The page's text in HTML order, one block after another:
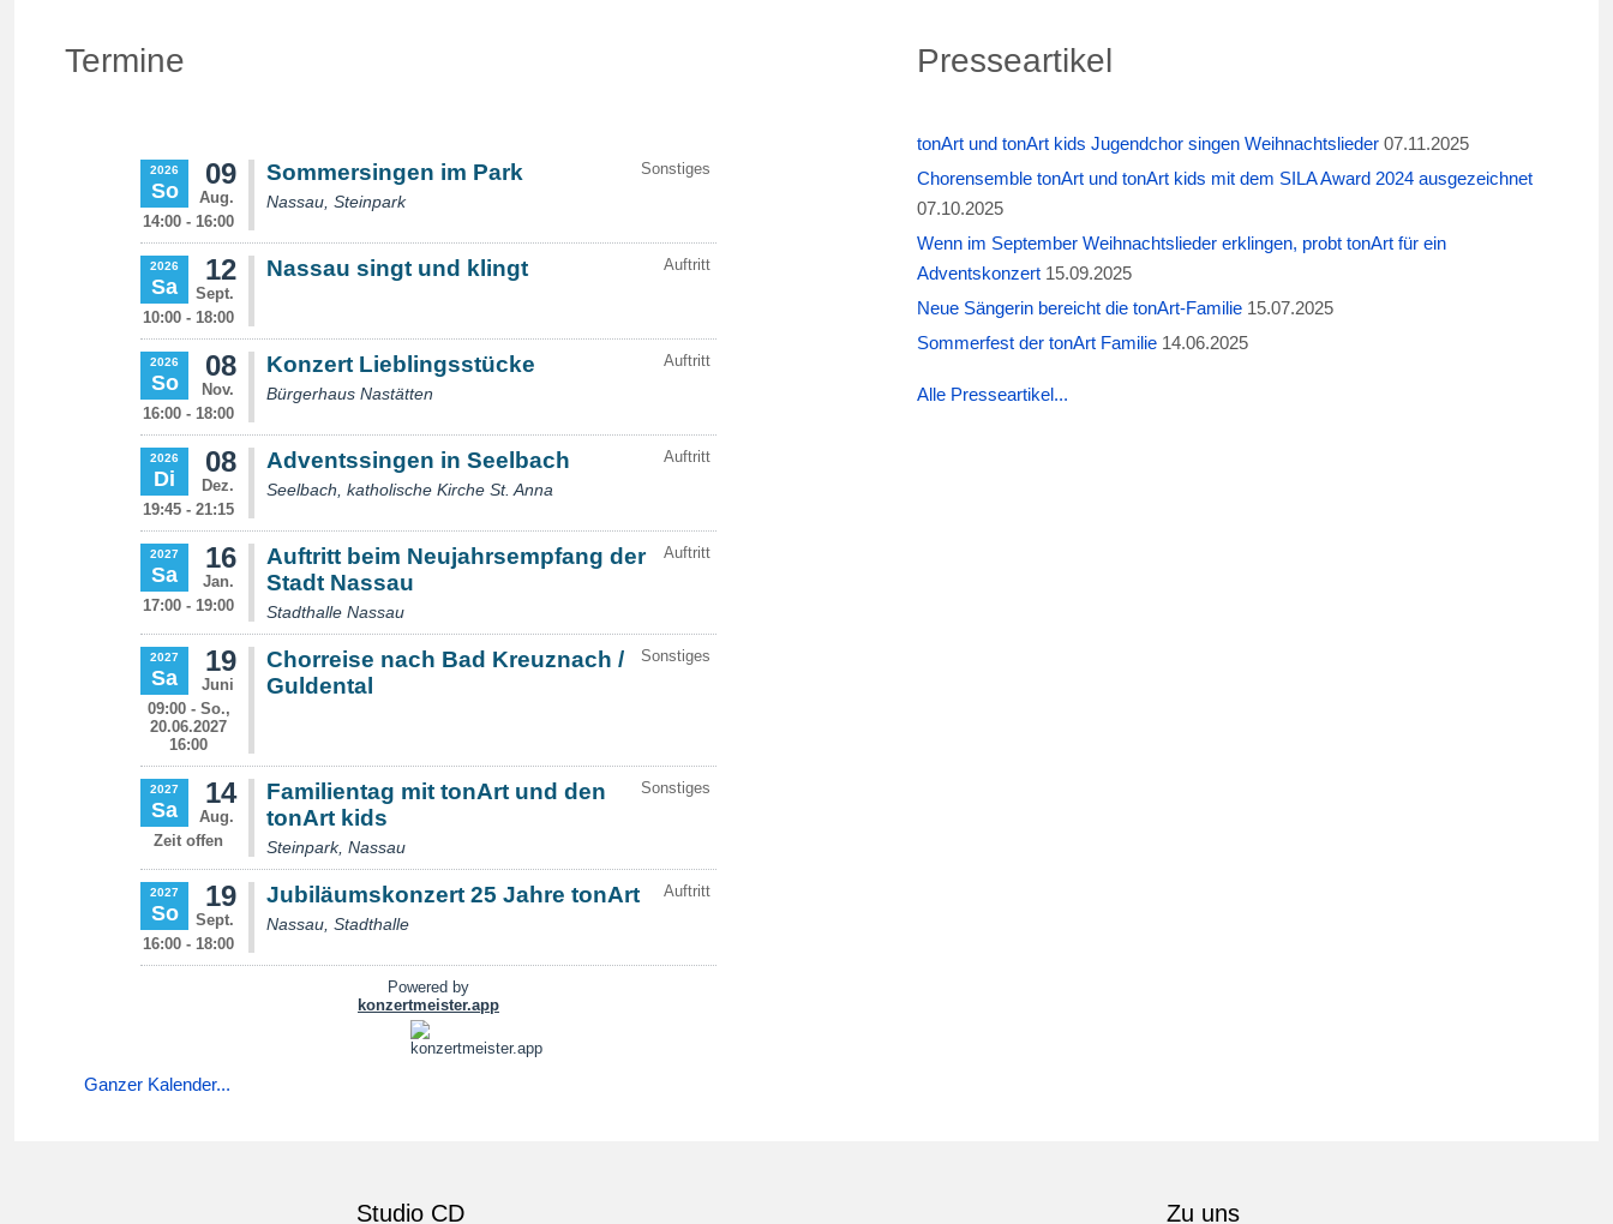
Termine
Ganzer Kalender...
Presseartikel
tonArt und tonArt kids Jugendchor singen Weihnachtslieder 07.11.2025
Chorensemble tonArt und tonArt kids mit dem SILA Award 2024 ausgezeichnet
07.10.2025
Wenn im September Weihnachtslieder erklingen, probt tonArt für ein
Adventskonzert 15.09.2025
Neue Sängerin bereicht die tonArt-Familie 15.07.2025
Sommerfest der tonArt Familie 14.06.2025
Alle Presseartikel...
Studio CD Zu uns